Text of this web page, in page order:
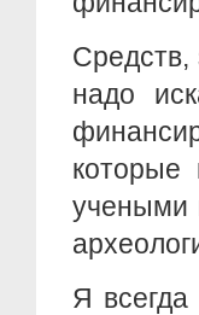
Средств,
надо
которые
учеными
Я